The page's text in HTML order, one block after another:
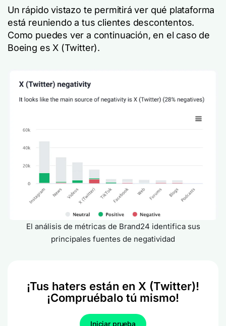
Un rápido vistazo te permitirá ver qué plataforma
está reuniendo a tus clientes descontentos.
Como puedes ver a continuación, en el caso de
Boeing es X (Twitter).
El análisis de métricas de Brand24 identifica sus
principales fuentes de negatividad
¡Tus haters están en X (Twitter)!
¡Compruébalo tú mismo!
Iniciar prueba